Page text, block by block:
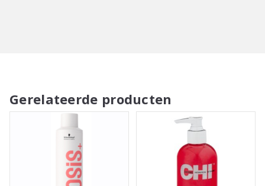
Gerelateerde producten